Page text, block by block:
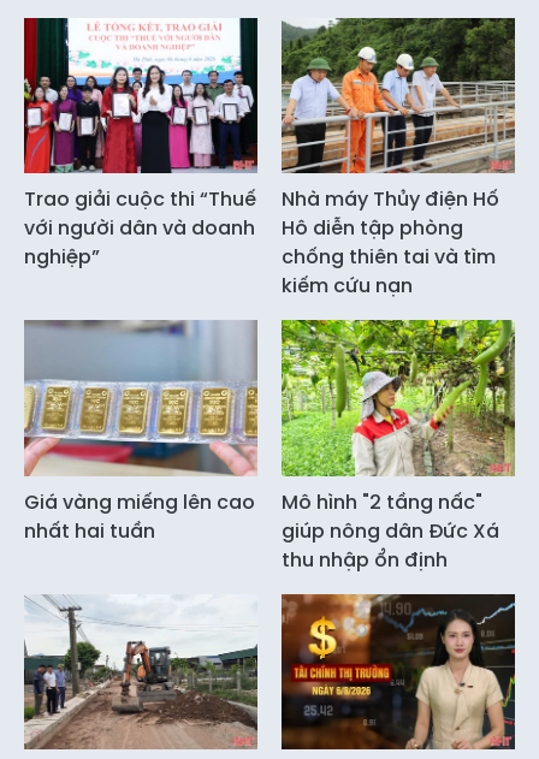
Trao giải cuộc thi “Thuế
với người dân và doanh
nghiệp”
Nhà máy Thủy điện Hố
Hô diễn tập phòng
chống thiên tai và tìm
kiếm cứu nạn
Giá vàng miếng lên cao
nhất hai tuần
Mô hình "2 tầng nấc"
giúp nông dân Đức Xá
thu nhập ổn định